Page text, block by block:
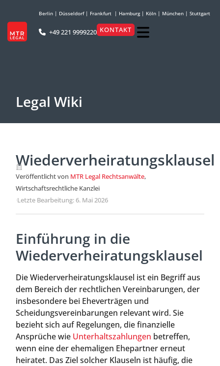
Berlin | Düsseldorf| Frankfurt | Hamburg| Köln | München | Stuttgart
+49 221 9999220 KONTAKT
Legal Wiki
Wiederverheiratungsklausel
Veröffentlicht von MTR Legal Rechtsanwälte,
Wirtschaftsrechtliche Kanzlei
·Letzte Bearbeitung: 6. Mai 2026
Einführung in die
Wiederverheiratungsklausel
Die Wiederverheiratungsklausel ist ein Begriff aus
dem Bereich der rechtlichen Vereinbarungen, der
insbesondere bei Eheverträgen und
Scheidungsvereinbarungen relevant wird. Sie
bezieht sich auf Regelungen, die finanzielle
Ansprüche wie Unterhaltszahlungen betreffen,
wenn eine der ehemaligen Ehepartner erneut
heiratet. Das Ziel solcher Klauseln ist häufig, die